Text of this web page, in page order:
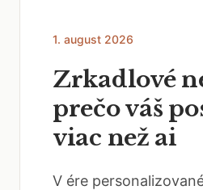
1. august 2026
Zrkadlové
prečo váš
viac než ai
V ére